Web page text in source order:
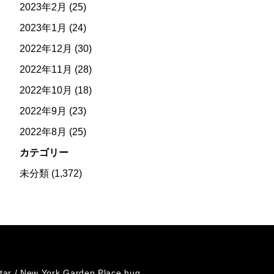
2023年2月 (25)
2023年1月 (24)
2022年12月 (30)
2022年11月 (28)
2022年10月 (18)
2022年9月 (23)
2022年8月 (25)
カテゴリー
未分類(1,372)